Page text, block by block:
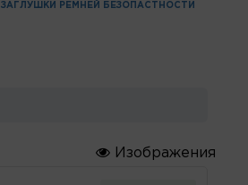
ЗАГЛУШКИ РЕМНЕЙ БЕЗОПАСТНОСТИ
Изображения